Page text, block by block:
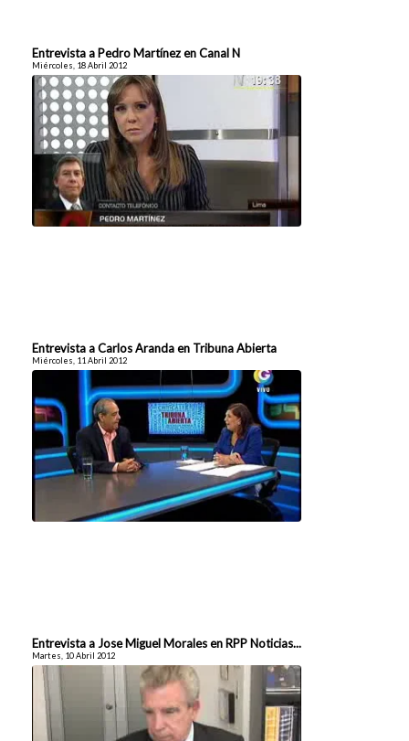
Entrevista a Pedro Martínez en Canal N
Miércoles, 18 Abril 2012
Entrevista a Carlos Aranda en Tribuna Abierta
Miércoles, 11 Abril 2012
Entrevista a Jose Miguel Morales en RPP Noticias...
Martes, 10 Abril 2012